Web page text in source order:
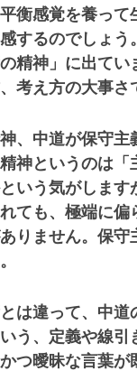
衡感覚を養って
するのでしょう
精神」に出てい
考え方の大事さ
、中道が保守主
神というのは「
いう気がします
ても、極端に偏
りません。保守
は違って、中道
う、定義や線引
つ曖昧な言葉が